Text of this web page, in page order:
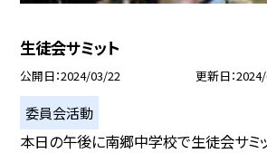
生徒会サミット
公開日 2024/03/22 更新日
委員会活動
本日の午後に南郷中学校で生徒会サミ